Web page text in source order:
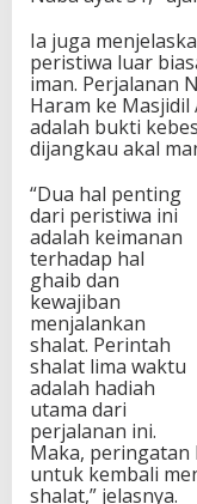
Ia juga
peristiwa luar
iman. Perjalanan
Haram ke
adalah bukti
dijangkau akal
“Dua hal penting
dari peristiwa ini
adalah keimanan
terhadap hal
ghaib dan
kewajiban
menjalankan
shalat. Perintah
shalat lima waktu
adalah hadiah
utama dari
perjalanan ini.
Maka,
untuk kembali
shalat,” jelasnya.